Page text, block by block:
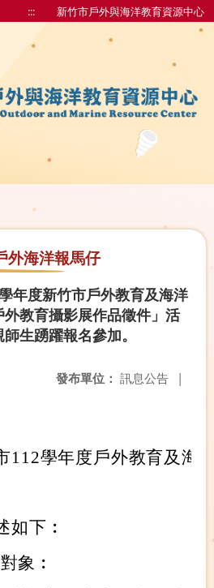
::: 新竹市戶外與海洋教育資源中心
外海洋報馬仔
年度新竹市戶外教育及海洋
教育攝影展作品徵件」活
生踴躍報名參加。
發布單位： 訊息公告 |
112學年度戶外教育及海
如下︰
象︰